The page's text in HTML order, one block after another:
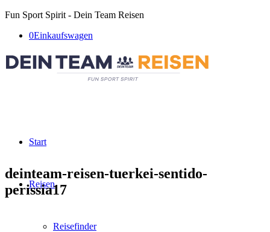
Fun Sport Spirit - Dein Team Reisen
0Einkaufswagen
Start
Reisen
Reisefinder
deinteam-reisen-tuerkei-sentido-
perissia17